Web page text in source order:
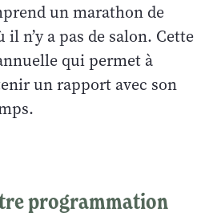
un marathon de
il n’y a pas de salon. Cette
qui permet à
un rapport avec son
programmation